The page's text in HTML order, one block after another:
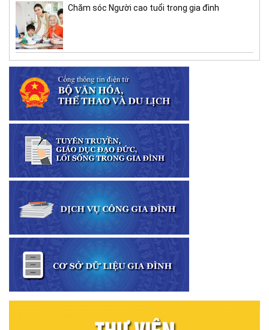
Chăm sóc Người cao tuổi trong gia đình